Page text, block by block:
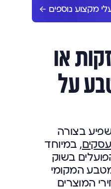
מקצוע נוספים
או
על
בצורה
, במיוחד
בשוק
המקומי
המוצרים